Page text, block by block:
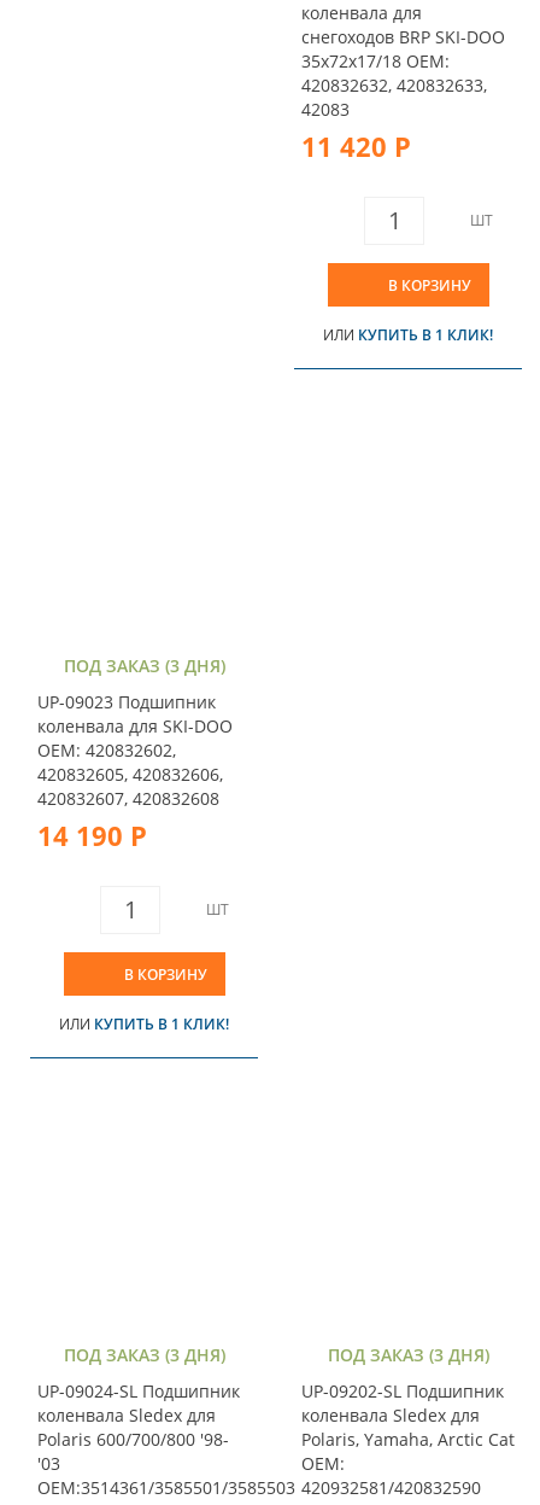
коленвала для
снегоходов BRP SKI-DOO
35x72x17/18 OEM:
420832632, 420832633,
42083
11 420 Р
ШТ
В КОРЗИНУ
ИЛИ КУПИТЬ В 1 КЛИК!
ПОД ЗАКАЗ (3 ДНЯ)
UP-09023 Подшипник
коленвала для SKI-DOO
OEM: 420832602,
420832605, 420832606,
420832607, 420832608
14 190 Р
ШТ
В КОРЗИНУ
ИЛИ КУПИТЬ В 1 КЛИК!
ПОД ЗАКАЗ (3 ДНЯ)
UP-09024-SL Подшипник
коленвала Sledex для
Polaris 600/700/800 '98-
'03
OEM:3514361/3585501/3585503
ПОД ЗАКАЗ (3 ДНЯ)
UP-09202-SL Подшипник
коленвала Sledex для
Polaris, Yamaha, Arctic Cat
OEM:
420932581/420832590